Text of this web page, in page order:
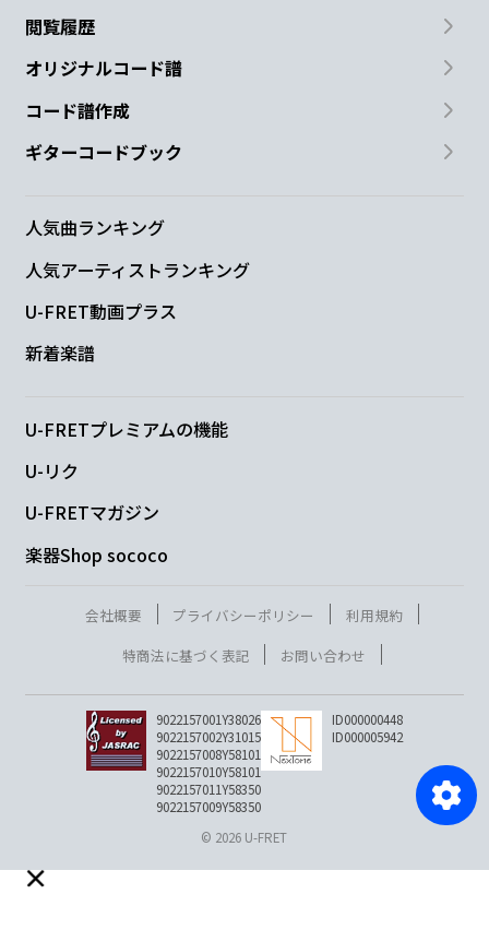
閲覧履歴
オリジナルコード譜
コード譜作成
ギターコードブック
人気曲ランキング
人気アーティストランキング
U-FRET動画プラス
新着楽譜
U-FRETプレミアムの機能
U-リク
U-FRETマガジン
楽器Shop sococo
会社概要 プライバシーポリシー
利用規約
特商法に基づく表記
お問い合わせ
9022157001Y38026
9022157002Y31015
9022157008Y58101
9022157010Y58101
9022157011Y58350
9022157009Y58350
ID000000448
ID000005942
© 2026 U-FRET